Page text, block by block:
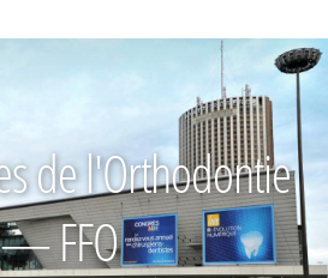
de l'Orthodontie
— FFO